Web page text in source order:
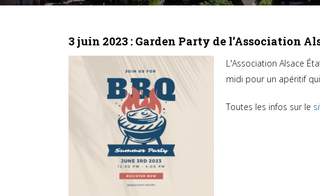
3 juin 2023 : Garden Party de l’Association
L'Association Alsace
midi pour un apéritif
Toutes les infos sur le